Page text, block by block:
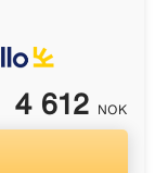
4 612 NOK